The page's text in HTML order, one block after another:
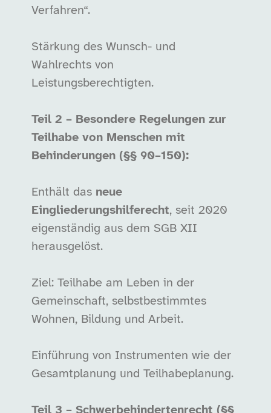
Verfahren“.
Stärkung des Wunsch- und
Wahlrechts von
Leistungsberechtigten.
Teil 2 – Besondere Regelungen zur
Teilhabe von Menschen mit
Behinderungen (§§ 90–150):
Enthält das neue
Eingliederungshilferecht, seit 2020
eigenständig aus dem SGB XII
herausgelöst.
Ziel: Teilhabe am Leben in der
Gemeinschaft, selbstbestimmtes
Wohnen, Bildung und Arbeit.
Einführung von Instrumenten wie der
Gesamtplanung und Teilhabeplanung.
Teil 3 – Schwerbehindertenrecht (§§